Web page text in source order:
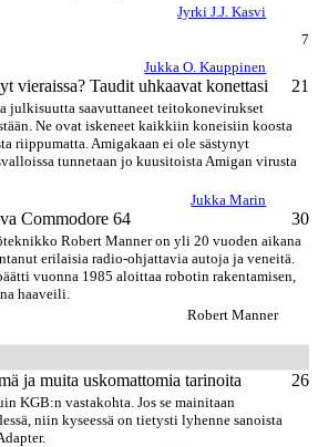
Jyrki J.J. Kasvi
7
Jukka O. Kauppinen
vieraissa? Taudit uhkaavat konettasi 21
julkisuutta saavuttaneet teitokonevirukset
Ne ovat iskeneet kaikkiin koneisiin koosta
riippumatta. Amigakaan ei ole sästynyt
tunnetaan jo kuusitoista Amigan virusta
Jukka Marin
Commodore 64 30
Robert Manner on yli 20 vuoden aikana
erilaisia radio-ohjattavia autoja ja veneitä.
vuonna 1985 aloittaa robotin rakentamisen,
haaveili.
Robert Manner
ja muita uskomattomia tarinoita 26
KGB:n vastakohta. Jos se mainitaan
niin kyseessä on tietysti lyhenne sanoista